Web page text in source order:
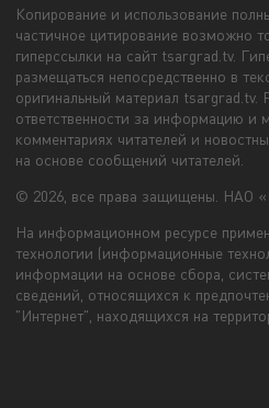
Копирование и использование
частичное цитирование возможно
гиперссылки на сайт tsargrad.tv.
размещаться непосредственно в
оригинальный материал tsargrad.tv.
ответственности за информацию и
комментариях читателей и
на основе сообщений читателей.
© 2026, все права защищены. НАО
На информационном ресурсе
технологии (информационные
информации на основе сбора,
сведений, относящихся к
"Интернет", находящихся на